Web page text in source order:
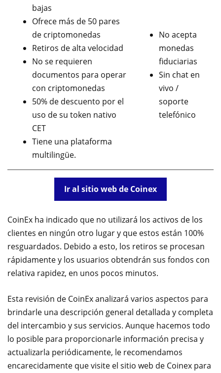
bajas
Ofrece más de 50 pares
de criptomonedas
Retiros de alta velocidad
No se requieren
documentos para operar
con criptomonedas
50% de descuento por el
uso de su token nativo
CET
Tiene una plataforma
multilingüe.
No acepta
monedas
fiduciarias
Sin chat en
vivo /
soporte
telefónico
Ir al sitio web de Coinex
CoinEx ha indicado que no utilizará los activos de los
clientes en ningún otro lugar y que estos están 100%
resguardados. Debido a esto, los retiros se procesan
rápidamente y los usuarios obtendrán sus fondos con
relativa rapidez, en unos pocos minutos.
Esta revisión de CoinEx analizará varios aspectos para
brindarle una descripción general detallada y completa
del intercambio y sus servicios. Aunque hacemos todo
lo posible para proporcionarle información precisa y
actualizarla periódicamente, le recomendamos
encarecidamente que visite el sitio web de Coinex para